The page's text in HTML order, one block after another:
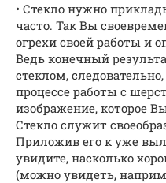
• Стекло нужно
часто. Так Вы
огрехи своей работы и
Ведь конечный
стеклом,
процессе работы с
изображение, которое
Стекло служит
Приложив его к уже
увидите, насколько
(можно увидеть,